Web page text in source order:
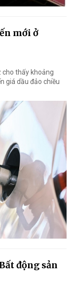
mới ở
cho thấy khoảng
giá dầu đảo chiều
động sản